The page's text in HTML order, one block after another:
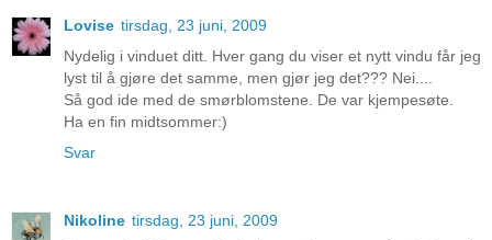
Lovise tirsdag, 23 juni, 2009
Nydelig i vinduet ditt. Hver gang du viser et nytt vindu får jeg
lyst til å gjøre det samme, men gjør jeg det??? Nei....
Så god ide med de smørblomstene. De var kjempesøte.
Ha en fin midtsommer:)
Svar
Nikoline tirsdag, 23 juni, 2009